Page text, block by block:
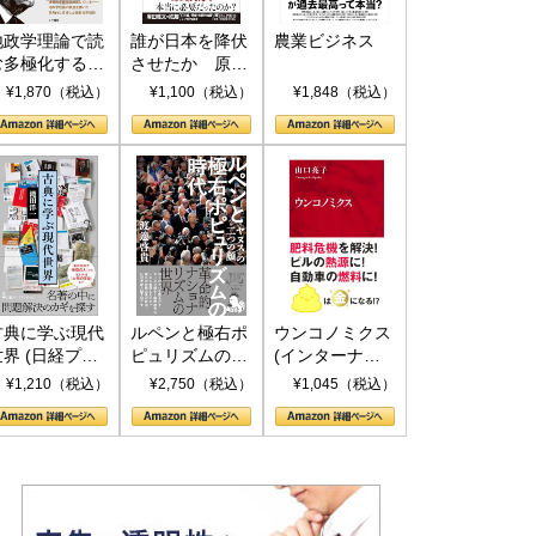
政学理論で読
多極化する世
トランプと
¥1,870（税込）
誰が日本を降伏
させたか 原爆
投下、ソ連参
(PHP新書)
¥1,100（税込）
農業ビジネス
¥1,848（税込）
典に学ぶ現代
界 (日経プレ
アシリーズ)
¥1,210（税込）
ルペンと極右ポ
ピュリズムの時
代：〈ヤヌス〉
¥2,750（税込）
ウンコノミクス
(インターナシ
ョナル新書)
¥1,045（税込）